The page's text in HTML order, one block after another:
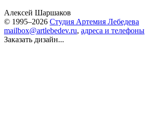
Алексей Шаршаков
© 1995–2026 Студия Артемия Лебедева
mailbox@artlebedev.ru, адреса и телефоны
Заказать дизайн...